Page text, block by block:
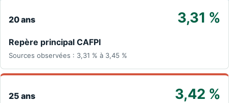
20 ans 3,31 %
Repère principal CAFPI
Sources observées : 3,31 % à 3,45 %
25 ans 3,42 %